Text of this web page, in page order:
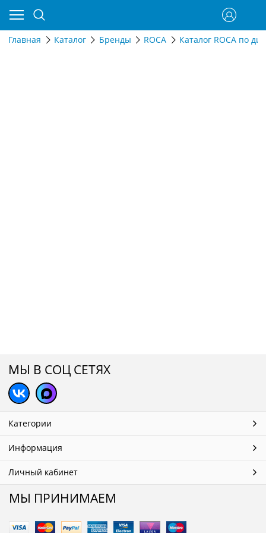
Главная Каталог Бренды ROCA Каталог ROCA по
МЫ В СОЦ СЕТЯХ
Категории
Информация
Личный кабинет
МЫ ПРИНИМАЕМ